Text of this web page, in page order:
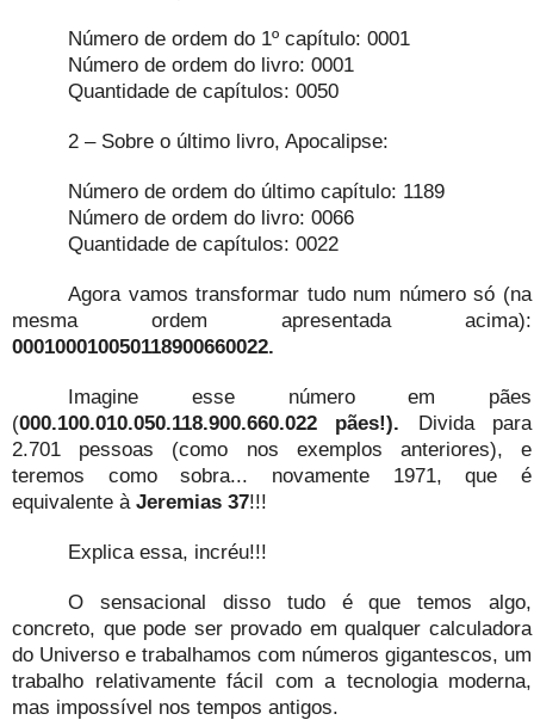
Número de ordem do 1º capítulo: 0001
Número de ordem do livro: 0001
Quantidade de capítulos: 0050
2 – Sobre o último livro, Apocalipse:
Número de ordem do último capítulo: 1189
Número de ordem do livro: 0066
Quantidade de capítulos: 0022
Agora vamos transformar tudo num número só (na
mesma ordem apresentada acima):
000100010050118900660022.
Imagine esse número em pães
(000.100.010.050.118.900.660.022 pães!). Divida para
2.701 pessoas (como nos exemplos anteriores), e
teremos como sobra... novamente 1971, que é
equivalente à Jeremias 37!!!
Explica essa, incréu!!!
O sensacional disso tudo é que temos algo,
concreto, que pode ser provado em qualquer calculadora
do Universo e trabalhamos com números gigantescos, um
trabalho relativamente fácil com a tecnologia moderna,
mas impossível nos tempos antigos.